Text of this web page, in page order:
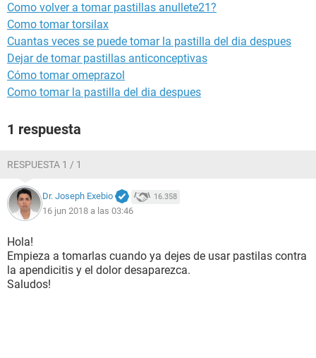
Como volver a tomar pastillas anullete21?
Como tomar torsilax
Cuantas veces se puede tomar la pastilla del dia despues
Dejar de tomar pastillas anticonceptivas
Cómo tomar omeprazol
Como tomar la pastilla del dia despues
1 respuesta
RESPUESTA 1 / 1
Dr. Joseph Exebio 16.358
16 jun 2018 a las 03:46
Hola!
Empieza a tomarlas cuando ya dejes de usar pastilas contra
la apendicitis y el dolor desaparezca.
Saludos!